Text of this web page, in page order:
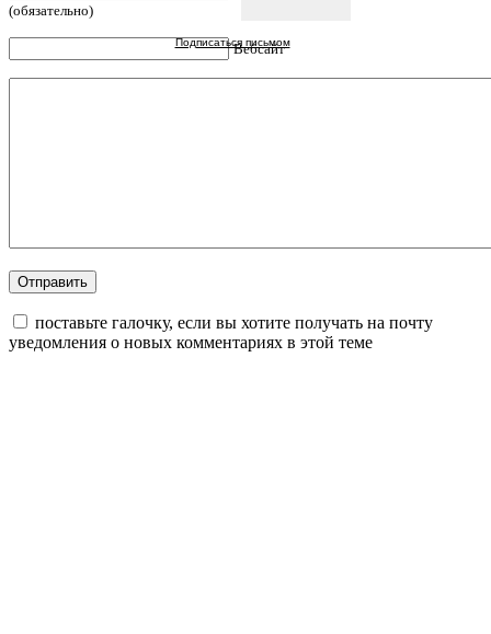
Подписаться письмом
(обязательно)
Вебсайт
поставьте галочку, если вы хотите получать на почту
уведомления о новых комментариях в этой теме